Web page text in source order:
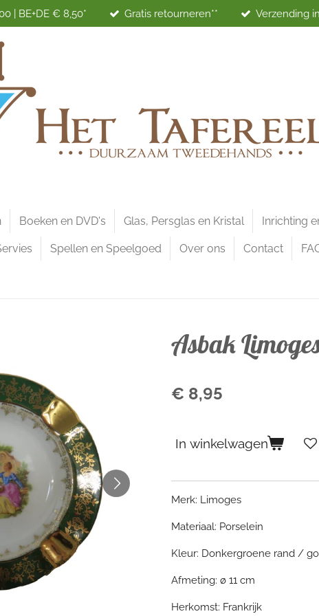
| BE+DE € 8,50* Gratis retourneren** Verzending
Boeken en DVD's Glas, Persglas en Kristal Inrichting
Spellen en Speelgoed Over ons Contact
Asbak
€ 8,95
In winkelwagen
Merk: Limoges
Materiaal: Porselein
Kleur: Donkergroene rand /
Afmeting: ø 11 cm
Herkomst: Frankrijk